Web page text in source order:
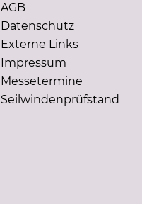
AGB
Datenschutz
Externe Links
Impressum
Messetermine
Seilwindenprüfstand